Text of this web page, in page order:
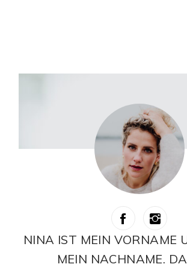
NINA IST MEIN VORNAME
MEIN NACHNAME.